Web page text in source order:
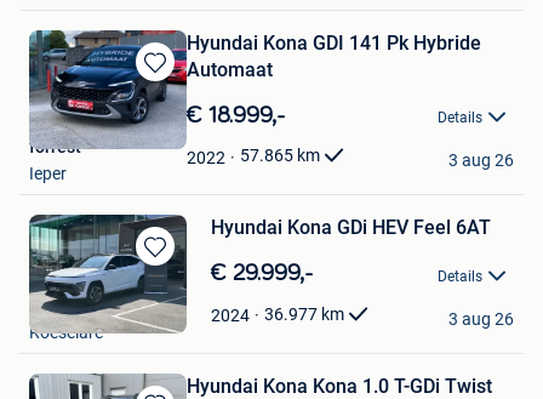
Bewaren
in
Mijn
Favorieten
Hyundai Kona GDI 141 Pk Hybride
Automaat
€ 18.999,- Details
2022 57.865 km
forrest
Ieper
3 aug 26
Bewaren
in
Mijn
Favorieten
Hyundai Kona GDi HEV Feel 6AT
€ 29.999,- Details
2024 36.977 km
Garage Foulon
Roeselare
3 aug 26
Hyundai Kona Kona 1.0 T-GDi Twist